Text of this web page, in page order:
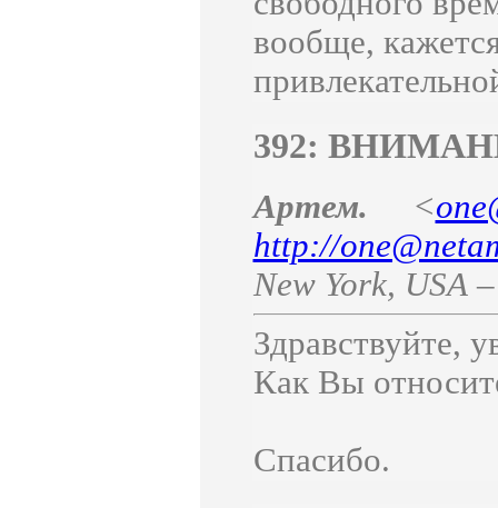
вообще,
392:
Артем. <
http://
New York, USA
Здравствуйте,
Как Вы
Спасибо.